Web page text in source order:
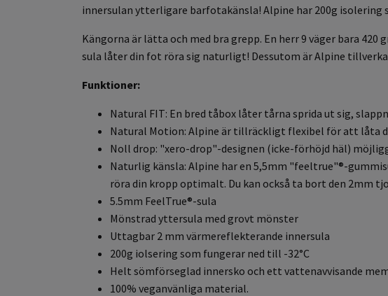
innersulan ytterligare barfotakänsla! Alpine har 200g
Kängorna är lätta och med bra grepp. En herr 9 väger bara
sula låter din fot röra sig naturligt! Dessutom är Alpine
Funktioner:
Natural FIT: En bred tåbox låter tårna sprida ut sig,
Natural Motion: Alpine är tillräckligt flexibel för att låta
Noll drop: "xero-drop"-designen (icke-förhöjd häl)
Naturlig känsla: Alpine har en 5,5mm "feeltrue"®-
röra din kropp optimalt. Du kan också ta bort den 2mm
5.5mm FeelTrue®-sula
Mönstrad yttersula med grovt mönster
Uttagbar 2 mm värmereflekterande innersula
200g iolsering som fungerar ned till -32°C
Helt sömförseglad innersko och ett vattenavvisande
100% veganvänliga material.